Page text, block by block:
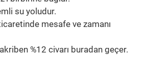
su yoludur.
mesafe ve zamanı
%12 civarı buradan geçer.